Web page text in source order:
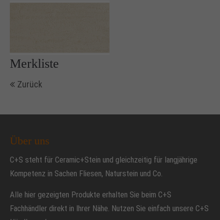
About us
adipiscing elit.
Cum sociis natoque penatibus et magnis dis
parturient montes, nascetur ridiculus mus. Donec
quam felis, ultricies nec.
Merkliste
Zurück
Über uns
C+S steht für Ceramic+Stein und gleichzeitig für langjährige
Kompetenz in Sachen Fliesen, Naturstein und Co.
Alle hier gezeigten Produkte erhalten Sie beim C+S
Fachhändler direkt in Ihrer Nähe. Nutzen Sie einfach unsere C+S